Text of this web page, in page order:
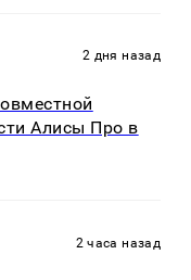
2 дня назад
Алисы Про в
2 часа назад